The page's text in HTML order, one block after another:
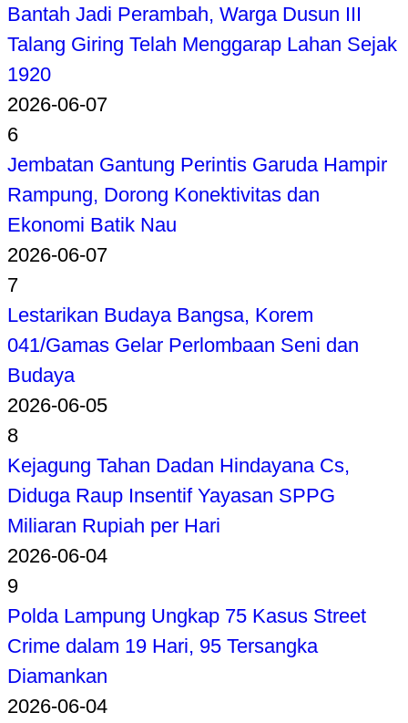
Bantah Jadi Perambah, Warga Dusun III
Talang Giring Telah Menggarap Lahan Sejak
1920
2026-06-07
6
Jembatan Gantung Perintis Garuda Hampir
Rampung, Dorong Konektivitas dan
Ekonomi Batik Nau
2026-06-07
7
Lestarikan Budaya Bangsa, Korem
041/Gamas Gelar Perlombaan Seni dan
Budaya
2026-06-05
8
Kejagung Tahan Dadan Hindayana Cs,
Diduga Raup Insentif Yayasan SPPG
Miliaran Rupiah per Hari
2026-06-04
9
Polda Lampung Ungkap 75 Kasus Street
Crime dalam 19 Hari, 95 Tersangka
Diamankan
2026-06-04